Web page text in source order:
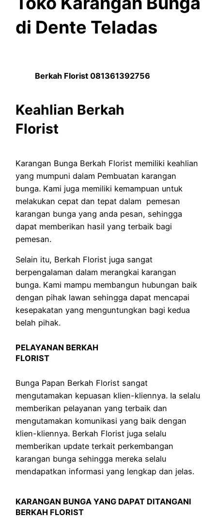
di Dente Teladas
Berkah Florist 081361392756
Keahlian Berkah
Florist
Karangan Bunga Berkah Florist memiliki keahlian
yang mumpuni dalam Pembuatan karangan
bunga. Kami juga memiliki kemampuan untuk
melakukan cepat dan tepat dalam pemesan
karangan bunga yang anda pesan, sehingga
dapat memberikan hasil yang terbaik bagi
pemesan.
Selain itu, Berkah Florist juga sangat
berpengalaman dalam merangkai karangan
bunga. Kami mampu membangun hubungan baik
dengan pihak lawan sehingga dapat mencapai
kesepakatan yang menguntungkan bagi kedua
belah pihak.
PELAYANAN BERKAH
FLORIST
Bunga Papan Berkah Florist sangat
mengutamakan kepuasan klien-kliennya. Ia selalu
memberikan pelayanan yang terbaik dan
mengutamakan komunikasi yang baik dengan
klien-kliennya. Berkah Florist juga selalu
memberikan update terkait perkembangan
karangan bunga sehingga mereka selalu
mendapatkan informasi yang lengkap dan jelas.
KARANGAN BUNGA YANG DAPAT DITANGANI
BERKAH FLORIST